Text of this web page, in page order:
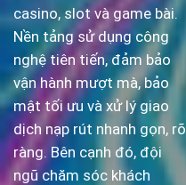
casino, slot và game bài.
Nền tảng sử dụng công
nghệ tiên tiến, đảm bảo
vận hành mượt mà, bảo
mật tối ưu và xử lý giao
dịch nạp rút nhanh gọn, rõ
ràng. Bên cạnh đó, đội
ngũ chăm sóc khách